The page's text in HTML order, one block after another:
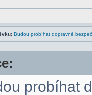
Budou probíhat dopravně
probíhat